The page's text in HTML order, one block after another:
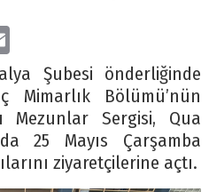
Email
Şubesi önderliğinde
Mimarlık Bölümü’nün
Mezunlar Sergisi, Qua
25 Mayıs Çarşamba
ziyaretçilerine açtı.